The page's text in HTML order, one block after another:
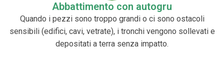
Abbattimento con autogru
Quando i pezzi sono troppo grandi o ci sono ostacoli
sensibili (edifici, cavi, vetrate), i tronchi vengono sollevati e
depositati a terra senza impatto.